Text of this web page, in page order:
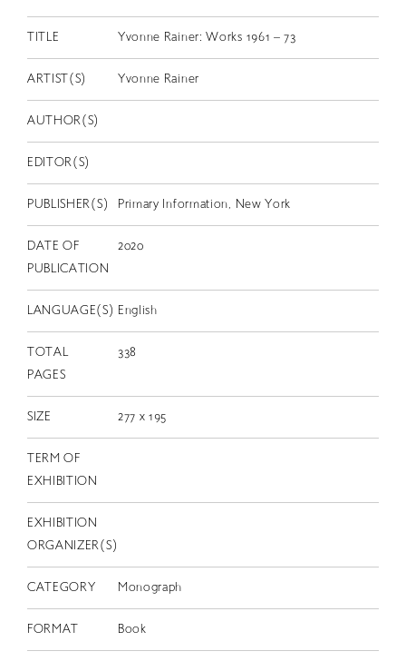
JP
EN
TITLE Yvonne Rainer: Works 1961 – 73
ARTIST(S) Yvonne Rainer
AUTHOR(S)
EDITOR(S)
PUBLISHER(S) Primary Information, New York
DATE OF
PUBLICATION
2020
LANGUAGE(S) English
TOTAL
PAGES
338
SIZE 277 x 195
TERM OF
EXHIBITION
EXHIBITION
ORGANIZER(S)
CATEGORY Monograph
FORMAT Book